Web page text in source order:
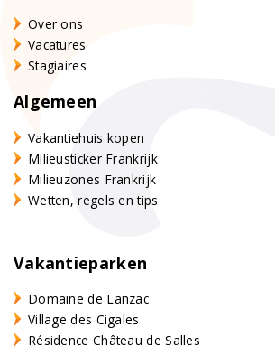
Over ons
Vacatures
Stagiaires
Algemeen
Vakantiehuis kopen
Milieusticker Frankrijk
Milieuzones Frankrijk
Wetten, regels en tips
Vakantieparken
Domaine de Lanzac
Village des Cigales
Résidence Château de Salles